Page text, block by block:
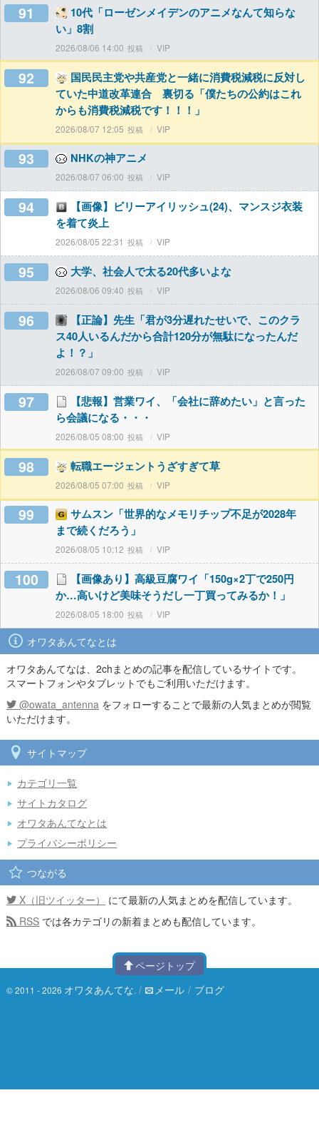
91
10代「ローゼンメイデンのアニメなんて知らな
い」8割
2026/08/06 14:00 VIP
92
国民民主党や共産党と一緒に消費税減税に反対し
ていた中道改革連合 裏切る「僕たちの公約はこれ
からも消費税減税です！！！」
2026/08/07 12:05 VIP
93 NHKの神アニメ
2026/08/07 06:00 VIP
94
【画像】ビリーアイリッシュ(24)、マンスジ衣装
を着て炎上
2026/08/05 22:31 VIP
95 大学、社会人で太る20代多いよな
2026/08/06 09:40 VIP
96
【正論】先生「君が3分遅れたせいで、このクラ
ス40人いるんだから合計120分が無駄になったんだ
よ！？」
2026/08/07 09:00 VIP
97
【悲報】営業ワイ、「会社に辞めたい」と言った
ら会議になる・・・
2026/08/05 08:00 VIP
98 転職エージェントうざすぎて草
2026/08/05 07:00 VIP
99
サムスン「世界的なメモリチップ不足が2028年
まで続くだろう」
2026/08/05 10:12 VIP
100
【画像あり】高級豆腐ワイ「150g×2丁で250円
か…高いけど美味そうだし一丁買ってみるか！」
2026/08/05 18:00 VIP
オワタあんてなとは
オワタあんてなは、2chまとめの記事を配信しているサイトです。
スマートフォンやタブレットでもご利用いただけます。
@owata_antenna をフォローすることで最新の人気まとめが閲覧
いただけます。
サイトマップ
カテゴリ一覧
サイトカタログ
オワタあんてなとは
プライバシーポリシー
つながる
X（旧ツイッター）
にて最新の人気まとめを配信しています。
RSS では各カテゴリの新着まとめも配信しています。
ページトップ
© 2011 - 2026 オワタあんてな. / メール / ブログ